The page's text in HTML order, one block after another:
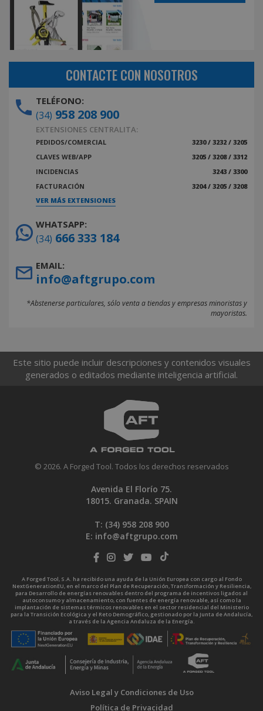
CONTACTE CON NOSOTROS
TELÉFONO:
(34) 958 208 900
EXTENSIONES CENTRALITA:
PEDIDOS/COMERCIAL
3230 / 3232 / 3205
CLAVES WEB/APP
3205 / 3208 / 3312
INCIDENCIAS
3243 / 3300
FACTURACIÓN
3204 / 3205 / 3208
VER MÁS EXTENSIONES
WHATSAPP:
(34) 666 333 184
EMAIL:
info@aftgrupo.com
*Abstenerse particulares, sólo venta a tiendas y empresas minoristas y
mayoristas.
Este sitio puede incluir descripciones y contenidos visuales
generados o editados mediante inteligencia artificial.
© 2026. A Forged Tool. Todos los derechos reservados
Avenida El Florío 75.
18015. Granada. SPAIN
T: (34) 958 208 900
E: info@aftgrupo.com
A Forged Tool, S.A. ha recibido una ayuda de la Unión Europea con cargo al Fondo
NextGenerationEU, en el marco del Plan de Recuperación, Transformación y Resiliencia,
para Desarrollo de energías renovables dentro del programa de incentivos ligados al
autoconsumo y almacenamiento, con fuentes de energía renovable, así como la
implantación de sistemas térmicos renovables en el sector residencial del Ministerio
para la Transición Ecológica y el Reto Demográfico, gestionado por la Junta de Andalucía,
a través de la Agencia Andaluza de la Energía.
Aviso Legal y Condiciones de Uso
Política de Privacidad